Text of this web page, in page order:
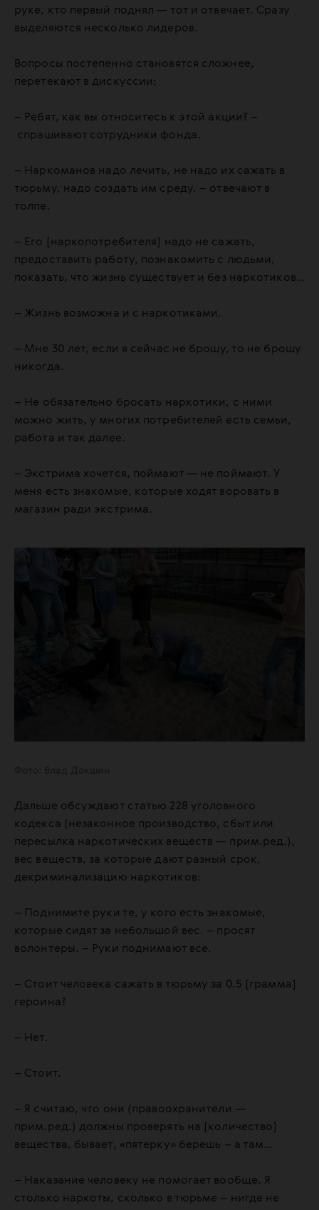
руке, кто первый поднял — тот и отвечает. Сразу
выделяются несколько лидеров.
Вопросы постепенно становятся сложнее,
перетекают в дискуссии:
– Ребят, как вы относитесь к этой акции? –
спрашивают сотрудники фонда.
– Наркоманов надо лечить, не надо их сажать в
тюрьму, надо создать им среду. – отвечают в
толпе.
– Его [наркопотребителя] надо не сажать,
предоставить работу, познакомить с людьми,
показать, что жизнь существует и без наркотиков…
– Жизнь возможна и с наркотиками.
– Мне 30 лет, если я сейчас не брошу, то не брошу
никогда.
– Не обязательно бросать наркотики, с ними
можно жить, у многих потребителей есть семьи,
работа и так далее.
– Экстрима хочется, поймают — не поймают. У
меня есть знакомые, которые ходят воровать в
магазин ради экстрима.
Дальше обсуждают статью 228 уголовного
кодекса (незаконное производство, сбыт или
пересылка наркотических веществ — прим.ред.),
вес веществ, за которые дают разный срок,
декриминализацию наркотиков:
– Поднимите руки те, у кого есть знакомые,
которые сидят за небольшой вес. – просят
волонтеры. – Руки поднимают все.
– Стоит человека сажать в тюрьму за 0.5 [грамма]
героина?
– Нет.
– Стоит.
– Я считаю, что они (правоохранители —
прим.ред.) должны проверять на [количество]
вещества, бывает, «пятерку» берешь – а там…
– Наказание человеку не помогает вообще. Я
столько наркоты, сколько в тюрьме – нигде не